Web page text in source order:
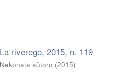
La riverego, 2015, n. 119
Nekonata aŭtoro (2015)